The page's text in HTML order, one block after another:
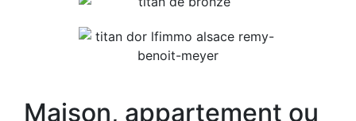
Maison, appartement ou